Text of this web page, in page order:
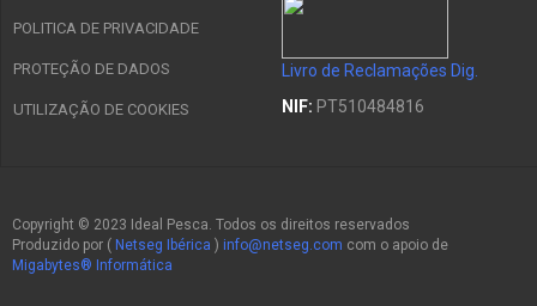
POLITICA DE PRIVACIDADE
PROTEÇÃO DE DADOS
UTILIZAÇÃO DE COOKIES
Livro de Reclamações Dig.
NIF: PT510484816
Copyright © 2023 Ideal Pesca. Todos os direitos reservados
Produzido por ( Netseg Ibérica ) info@netseg.com com o apoio de
Migabytes® Informática